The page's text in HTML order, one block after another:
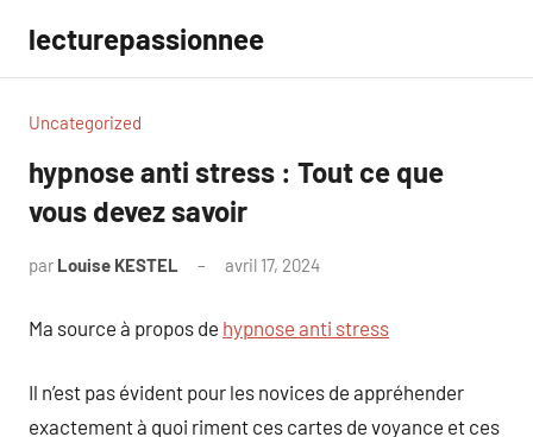
contenu
lecturepassionnee
Uncategorized
hypnose anti stress : Tout ce que
vous devez savoir
par Louise KESTEL avril 17, 2024
Ma source à propos de hypnose anti stress
Il n’est pas évident pour les novices de appréhender
exactement à quoi riment ces cartes de voyance et ces